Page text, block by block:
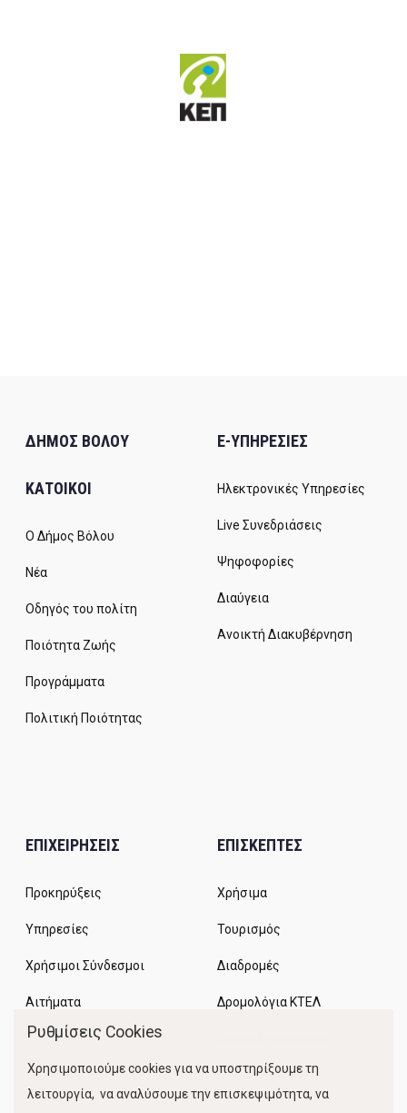
ΔΗΜΟΣ ΒΟΛΟΥ
ΚΑΤΟΙΚΟΙ
Ο Δήμος Βόλου
Νέα
Οδηγός του πολίτη
Ποιότητα Ζωής
Προγράμματα
Πολιτική Ποιότητας
E-ΥΠΗΡΕΣΙΕΣ
Ηλεκτρονικές Υπηρεσίες
Live Συνεδριάσεις
Ψηφοφορίες
Διαύγεια
Ανοικτή Διακυβέρνηση
ΕΠΙΧΕΙΡΗΣΕΙΣ
Προκηρύξεις
Υπηρεσίες
Χρήσιμοι Σύνδεσμοι
Αιτήματα
ΕΠΙΣΚΕΠΤΕΣ
Χρήσιμα
Τουρισμός
Διαδρομές
Δρομολόγια ΚΤΕΛ
Κίνηση Λιμένος
Ρυθμίσεις Cookies
Χρησιμοποιούμε cookies για να υποστηρίξουμε τη
λειτουργία, να αναλύσουμε την επισκεψιμότητα, να